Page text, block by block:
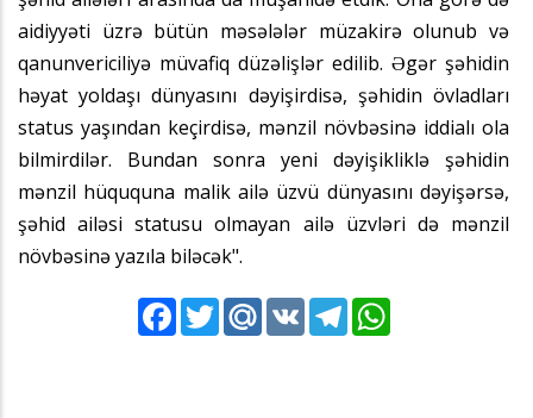
aidiyyəti üzrə bütün məsələlər müzakirə olunub və
qanunvericiliyə müvafiq düzəlişlər edilib. Əgər şəhidin
həyat yoldaşı dünyasını dəyişirdisə, şəhidin övladları
status yaşından keçirdisə, mənzil növbəsinə iddialı ola
bilmirdilər. Bundan sonra yeni dəyişikliklə şəhidin
mənzil hüququna malik ailə üzvü dünyasını dəyişərsə,
şəhid ailəsi statusu olmayan ailə üzvləri də mənzil
növbəsinə yazıla biləcək".
FacebookTwitterMail.RuVK Telegram